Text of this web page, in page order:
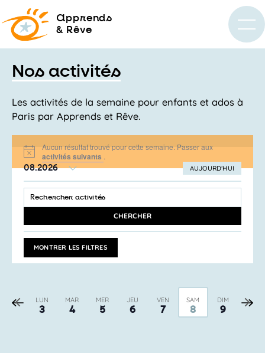
apprends
& Rêve
Nos activités
Les activités de la semaine pour enfants et ados à
Paris par Apprends et Rêve.
Notice
Aucun résultat trouvé pour cette semaine. Passer aux
activités suivants .
AUJOURD’HUI
08.2026
LA
DATE
Recherche
et
de
vues
Activités
SAISIR
MOT-
ACTIVITÉS
MOT-
CLÉ.
CHERCHER
MONTRER LES FILTRES
Semaine
précédente
LUN
3
MAR
4
MER
5
JEU
6
VEN
7
SAM
8
DIM
9